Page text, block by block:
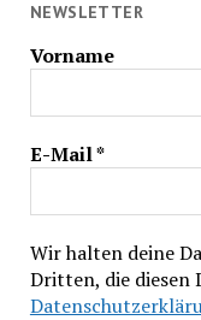
NEWSLETTER
Vorname
E-Mail*
Wir halten deine
Dritten, die diesen